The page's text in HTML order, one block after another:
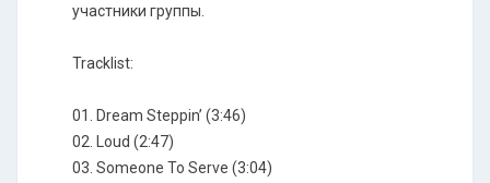
участники группы.
Tracklist:
01. Dream Steppin’ (3:46)
02. Loud (2:47)
03. Someone To Serve (3:04)